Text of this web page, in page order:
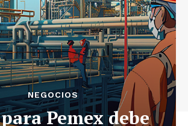
NEGOCIOS
Pemex debe